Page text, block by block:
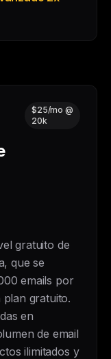
$25/mo @
20k
gratuito de
que se
emails por
gratuito.
en
de email
ilimitados y